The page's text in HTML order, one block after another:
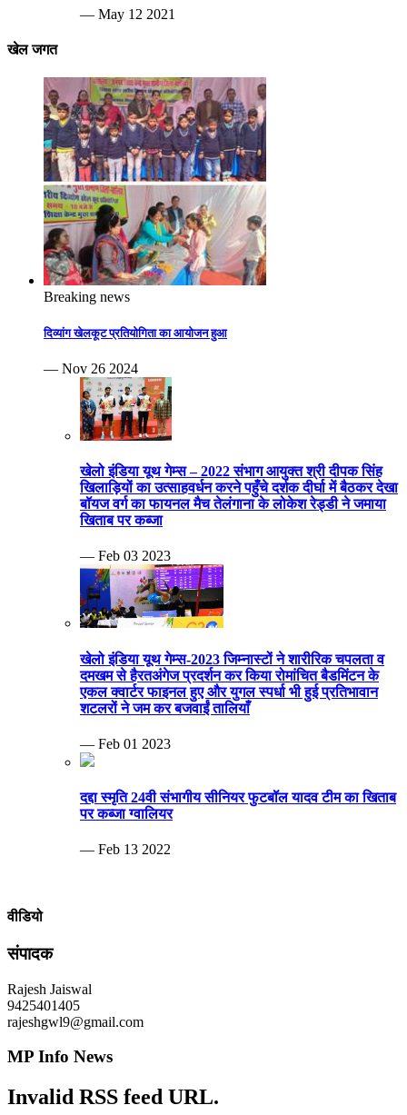
— May 12 2021
खेल जगत
Breaking news
दिव्यांग खेलकूट प्रतियोगिता का आयोजन हुआ
— Nov 26 2024
खेलो इंडिया यूथ गेम्स – 2022 संभाग आयुक्त श्री दीपक सिंह
खिलाड़ियों का उत्साहवर्धन करने पहुँचे दर्शक दीर्घा में बैठकर देखा
बॉयज वर्ग का फायनल मैच तेलंगाना के लोकेश रेड्डी ने जमाया
खिताब पर कब्जा
— Feb 03 2023
खेलो इंडिया यूथ गेम्स-2023 जिम्नास्टों ने शारीरिक चपलता व
दमखम से हैरतअंगेज प्रदर्शन कर किया रोमांचित बैडमिंटन के
एकल क्वार्टर फाइनल हुए और युगल स्पर्धा भी हुई प्रतिभावान
शटलरों ने जम कर बजवाईं तालियाँ
— Feb 01 2023
दद्दा स्मृति 24वी संभागीय सीनियर फुटबॉल यादव टीम का खिताब
पर कब्जा ग्वालियर
— Feb 13 2022
वीडियो
संपादक
Rajesh Jaiswal
9425401405
rajeshgwl9@gmail.com
MP Info News
Invalid RSS feed URL.